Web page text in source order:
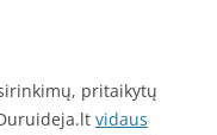
pritaikytų
vidaus